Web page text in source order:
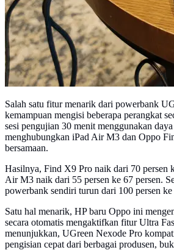
Salah satu fitur menarik dari powerbank
kemampuan mengisi beberapa perangkat
sesi pengujian 30 menit menggunakan
menghubungkan iPad Air M3 dan Oppo
bersamaan.
Hasilnya, Find X9 Pro naik dari 70 persen
Air M3 naik dari 55 persen ke 67 persen.
powerbank sendiri turun dari 100 persen ke
Satu hal menarik, HP baru Oppo ini
secara otomatis mengaktifkan fitur Ultra
menunjukkan, UGreen Nexode Pro
pengisian cepat dari berbagai produsen,